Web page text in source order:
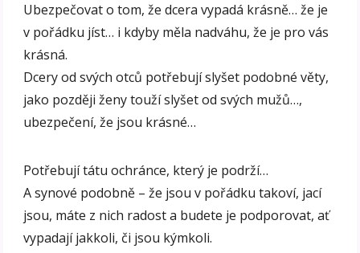
Ubezpečovat o tom, že dcera vypadá krásně… že je
v pořádku jíst… i kdyby měla nadváhu, že je pro vás
krásná.
Dcery od svých otců potřebují slyšet podobné věty,
jako později ženy touží slyšet od svých mužů…,
ubezpečení, že jsou krásné…
Potřebují tátu ochránce, který je podrží…
A synové podobně – že jsou v pořádku takoví, jací
jsou, máte z nich radost a budete je podporovat, ať
vypadají jakkoli, či jsou kýmkoli.